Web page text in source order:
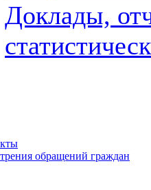
Доклады,
обращений граждан